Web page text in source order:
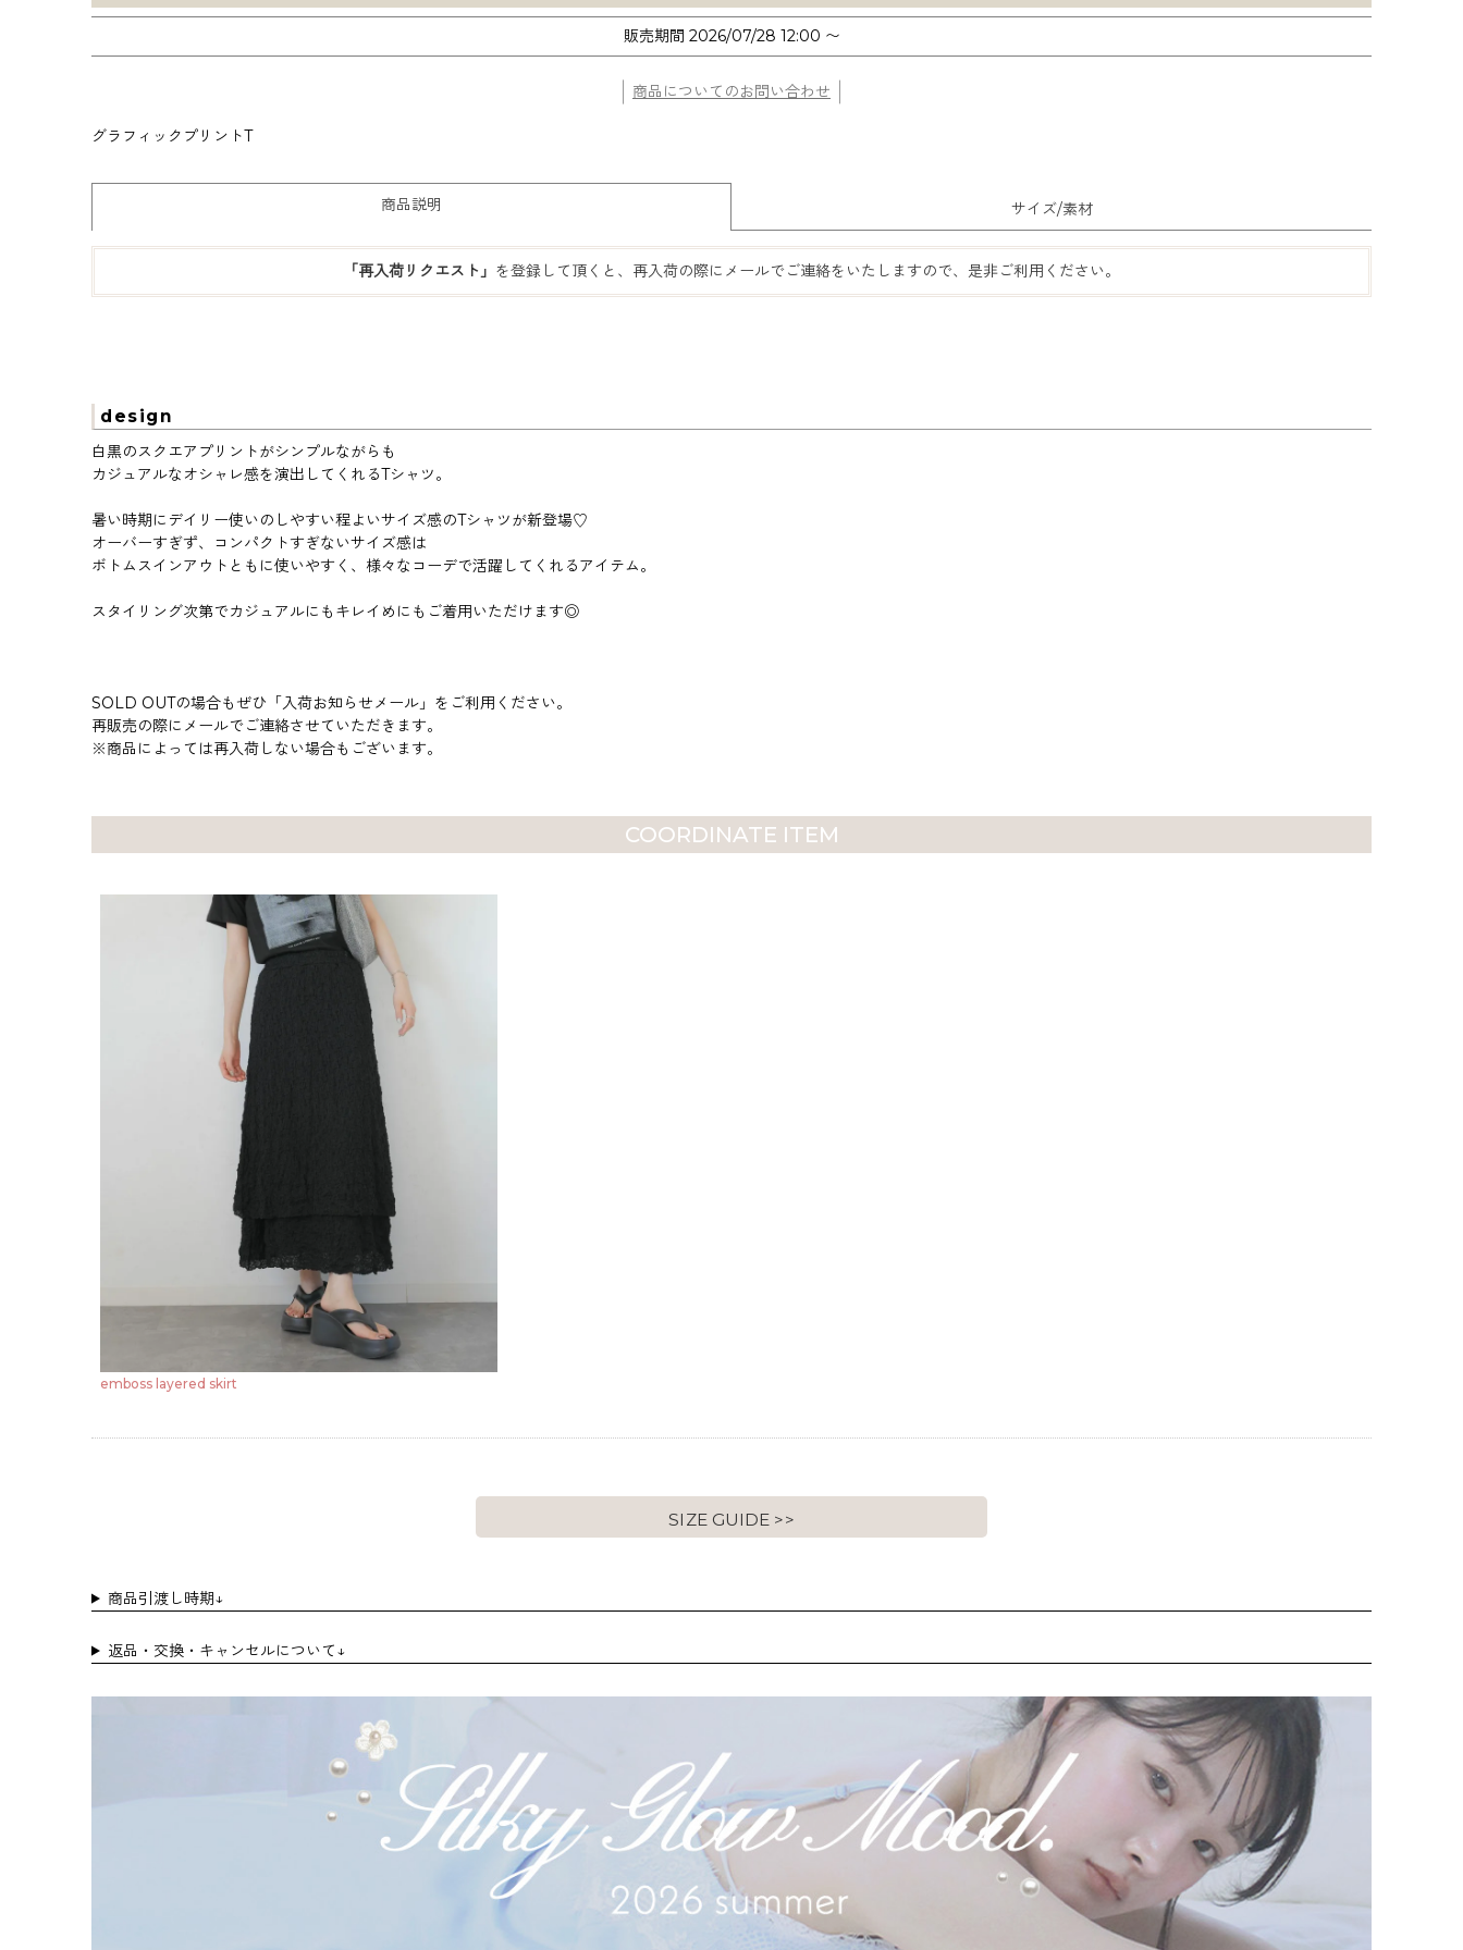
販売期間 2026/07/28 12:00 〜
商品についてのお問い合わせ
グラフィックプリントT
商品説明 サイズ/素材
「再入荷リクエスト」 を登録して頂くと、 再入荷の際にメールでご連絡をいたしますので、 是非ご利用ください。
design
白黒のスクエアプリントがシンプルながらも
カジュアルなオシャレ感を演出してくれるTシャツ。
暑い時期にデイリー使いのしやすい程よいサイズ感のTシャツが新登場♡
オーバーすぎず、コンパクトすぎないサイズ感は
ボトムスインアウトともに使いやすく、様々なコーデで活躍してくれるアイテム。
スタイリング次第でカジュアルにもキレイめにもご着用いただけます◎
SOLD OUTの場合もぜひ「入荷お知らせメール」をご利用ください。
再販売の際にメールでご連絡させていただきます。
※商品によっては再入荷しない場合もございます。
COORDINATE ITEM
emboss layered skirt
SIZE GUIDE >>
商品引渡し時期↓
返品・交換・キャンセルについて↓